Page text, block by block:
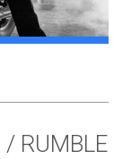
/ RUMBLE